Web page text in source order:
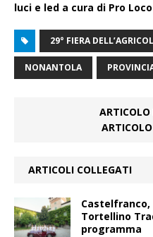
luci e led a cura di Pro Loco
29° FIERA
NONANTOLA
ARTICOLO
ARTICOLO
ARTICOLI COLLEGATI
Castelfranco,
Tortellino
programma